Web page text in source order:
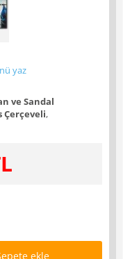
yaz
ve Sandal
Çerçeveli,
ekle